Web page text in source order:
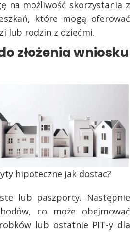
na możliwość skorzystania z
które mogą oferować
lub rodzin z dziećmi.
złożenia wniosku
hipoteczne jak dostac?
lub paszporty. Następnie
co może obejmować
lub ostatnie PIT-y dla